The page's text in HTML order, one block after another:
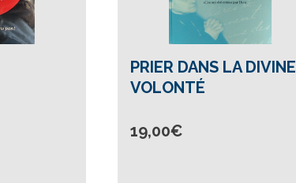
PRIER DANS LA DIVINE
VOLONTÉ
19,00€